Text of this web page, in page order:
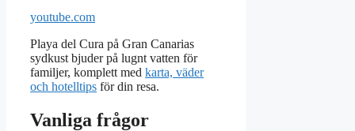
youtube.com
Playa del Cura på Gran Canarias
sydkust bjuder på lugnt vatten för
familjer, komplett med karta, väder
och hotelltips för din resa.
Vanliga frågor